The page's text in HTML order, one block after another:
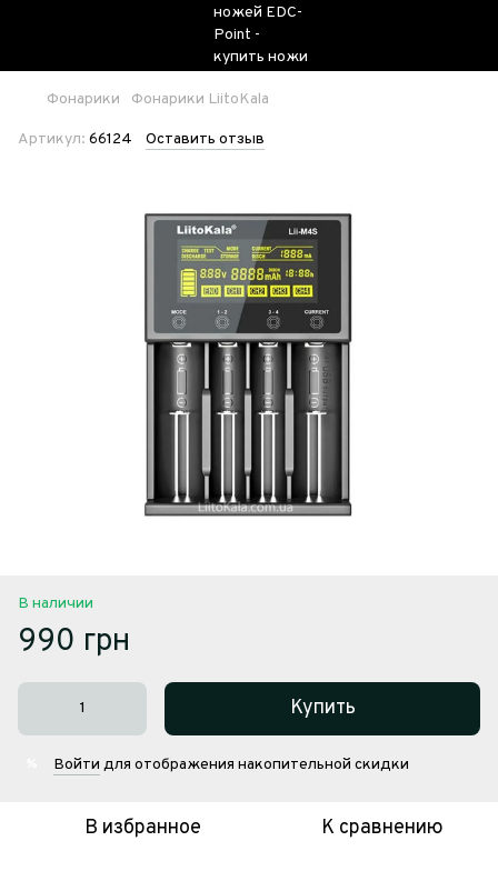
Фонарики Фонарики LiitoKala
Артикул: 66124 Оставить отзыв
В наличии
990 грн
Купить
Войти для отображения накопительной скидки
В избранное К сравнению